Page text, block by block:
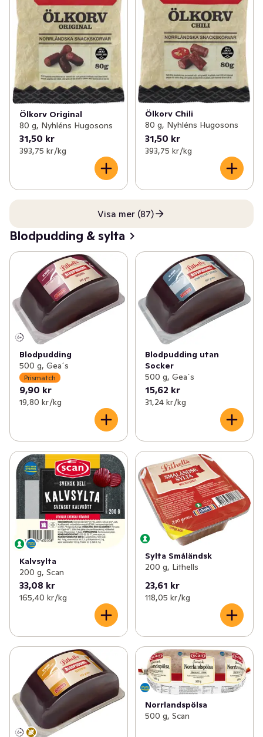
Ölkorv Original
80 g, Nyhléns Hugosons
31,50 kr
393,75 kr /kg
Ölkorv Chili
80 g, Nyhléns Hugosons
31,50 kr
393,75 kr /kg
Visa mer (87)
Blodpudding & sylta
Blodpudding
500 g, Gea´s
Prismatch
9,90 kr
19,80 kr /kg
Blodpudding utan
Socker
500 g, Gea´s
15,62 kr
31,24 kr /kg
Kalvsylta
200 g, Scan
33,08 kr
165,40 kr /kg
Sylta Småländsk
200 g, Lithells
23,61 kr
118,05 kr /kg
Norrlandspölsa
500 g, Scan